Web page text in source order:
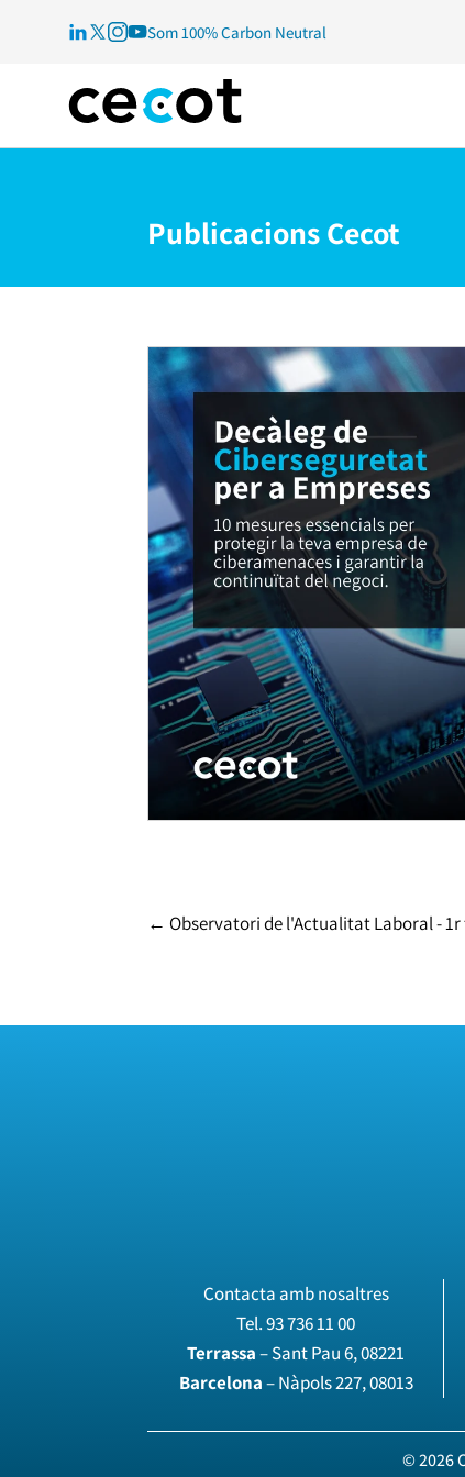
Som 100% Carbon Neutral
Publicacions Cecot
← Observatori de l'Actualitat Laboral -
Contacta amb nosaltres
Tel.93 736 11 00
Terrassa– Sant Pau 6, 08221
Barcelona– Nàpols 227, 08013
© 2026